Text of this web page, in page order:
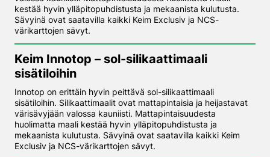
kestää hyvin ylläpitopuhdistusta ja mekaanista kulutusta.
Sävyinä ovat saatavilla kaikki Keim Exclusiv ja NCS-
värikarttojen sävyt.
Keim Innotop – sol-silikaattimaali
sisätiloihin
Innotop on erittäin hyvin peittävä sol-silikaattimaali
sisätiloihin. Silikaattimaalit ovat mattapintaisia ja heijastavat
värisävyjään valossa kauniisti. Mattapintaisuudesta
huolimatta maali kestää hyvin ylläpitopuhdistusta ja
mekaanista kulutusta. Sävyinä ovat saatavilla kaikki Keim
Exclusiv ja NCS-värikarttojen sävyt.